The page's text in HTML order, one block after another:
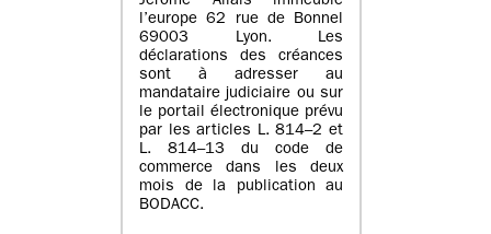
l’europe 62 rue de Bonnel
69003 Lyon. Les
déclarations des créances
sont à adresser au
mandataire judiciaire ou sur
le portail électronique prévu
par les articles L. 814–2 et
L. 814–13 du code de
commerce dans les deux
mois de la publication au
BODACC.